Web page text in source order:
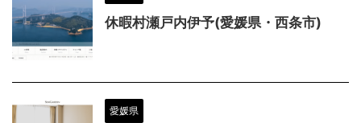
休暇村瀬戸内伊予(愛媛県・西条市)
愛媛県